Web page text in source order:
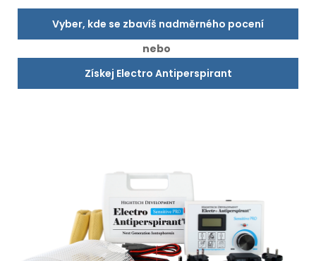
Vyber, kde se zbavíš nadměrného pocení
nebo
Získej Electro Antiperspirant